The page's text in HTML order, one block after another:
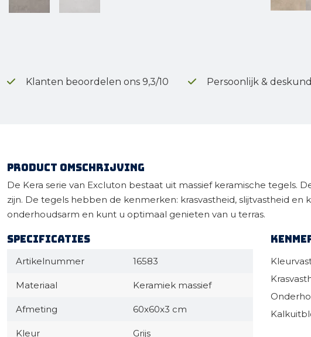
Klanten beoordelen ons 9,3/10 Persoonlijk &
Product omschrijving
De Kera serie van Excluton bestaat uit massief keramische tegels.
zijn. De tegels hebben de kenmerken: krasvastheid, slijtvastheid en
onderhoudsarm en kunt u optimaal genieten van u terras.
Specificaties
Artikelnummer 16583
Materiaal Keramiek massief
Afmeting 60x60x3 cm
Kleur Grijs